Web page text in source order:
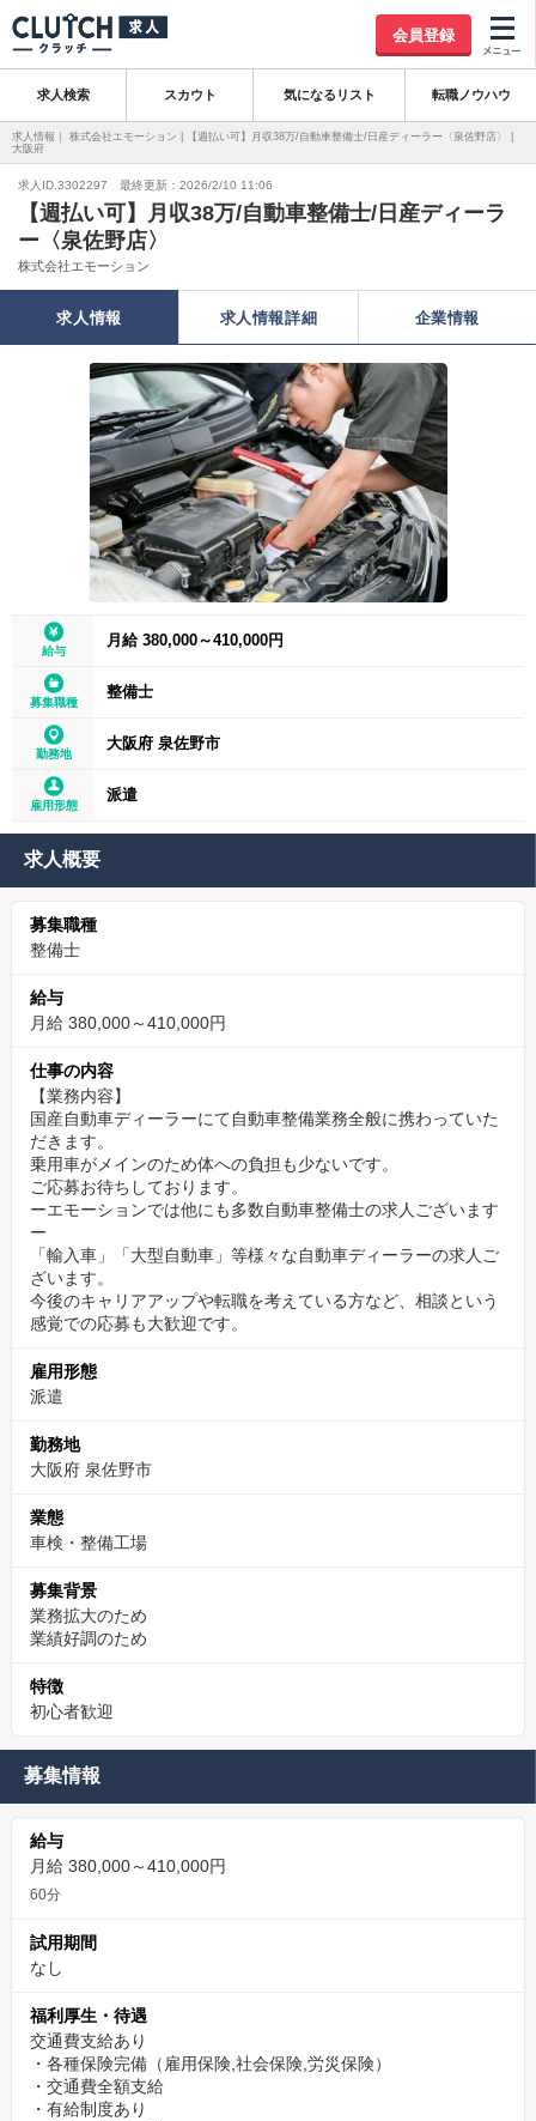
会員登録
求人検索 スカウト 気になるリスト 転職ノウハウ
求人情報｜ 株式会社エモーション | 【週払い可】月収38万/自動車整備士/日産ディーラー〈泉佐野店〉 |
大阪府
求人ID.3302297 最終更新：2026/2/10 11:06
【週払い可】月収38万/自動車整備士/日産ディーラ
ー〈泉佐野店〉
株式会社エモーション
求人情報 求人情報詳細 企業情報
給与
月給 380,000～410,000円
募集職種
整備士
勤務地
大阪府 泉佐野市
雇用形態
派遣
求人概要
募集職種
整備士
給与
月給 380,000～410,000円
仕事の内容
【業務内容】
国産自動車ディーラーにて自動車整備業務全般に携わっていた
だきます。
乗用車がメインのため体への負担も少ないです。
ご応募お待ちしております。
ーエモーションでは他にも多数自動車整備士の求人ございます
ー
「輸入車」「大型自動車」等様々な自動車ディーラーの求人ご
ざいます。
今後のキャリアアップや転職を考えている方など、相談という
感覚での応募も大歓迎です。
雇用形態
派遣
勤務地
大阪府 泉佐野市
業態
車検・整備工場
募集背景
業務拡大のため
業績好調のため
特徴
初心者歓迎
募集情報
給与
月給 380,000～410,000円
60分
試用期間
なし
福利厚生・待遇
交通費支給あり
・各種保険完備（雇用保険,社会保険,労災保険）
・交通費全額支給
・有給制度あり